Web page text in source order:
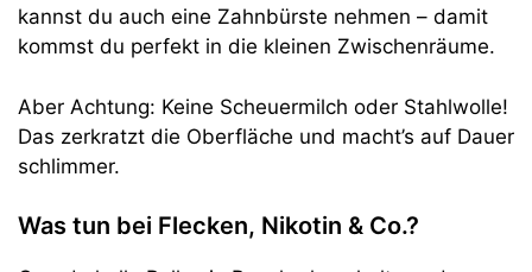
kannst du auch eine Zahnbürste nehmen – damit
kommst du perfekt in die kleinen Zwischenräume.
Aber Achtung: Keine Scheuermilch oder Stahlwolle!
Das zerkratzt die Oberfläche und macht’s auf Dauer
schlimmer.
Was tun bei Flecken, Nikotin & Co.?